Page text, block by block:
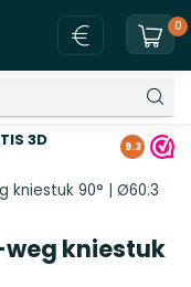
0
3D Gratis
9.3
kniestuk 90° | Ø60.3
kniestuk